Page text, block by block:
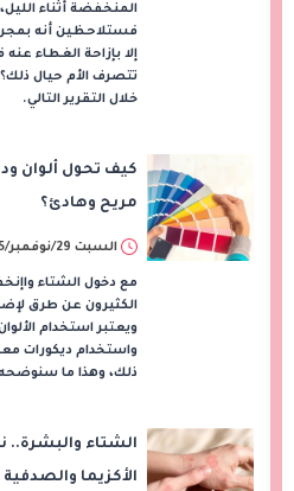
المنخفضة أثناء
فستلاحظين أنه
إلا بإزاحة الغطاء
تتصرف الأم حيال
خلال التقرير التالي.
كيف تحول ألوان
مريح وهادئ؟
السبت 29/نوفمبر/2025 - 05:00 م
مع دخول الشتاء
الكثيرون عن طرق
ويعتبر استخدام
واستخدام ديكورات
ذلك، وهذا ما سنوضحه
الشتاء والبشرة..
الأكزيما والصدفية